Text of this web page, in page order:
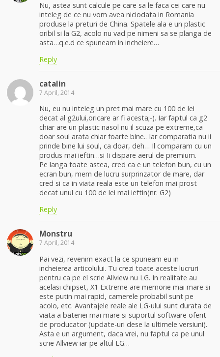
Nu, astea sunt calcule pe care sa le faca cei care nu
inteleg de ce nu vom avea niciodata in Romania
produse la preturi de China. Spatele ala e un plastic
oribil si la G2, acolo nu vad pe nimeni sa se planga de
asta…q.e.d ce spuneam in incheiere…
Reply
catalin
7 April, 2014
Nu, eu nu inteleg un pret mai mare cu 100 de lei
decat al g2ului,oricare ar fi acesta;-). Iar faptul ca g2
chiar are un plastic nasol nu il scuza pe extreme,ca
doar soul arata chiar foarte bine.. Iar comparatia nu ii
prinde bine lui soul, ca doar, deh… Il comparam cu un
produs mai ieftin…si Ii dispare aerul de premium.
Pe langa toate astea, cred ca e un telefon bun, cu un
ecran bun, mem de lucru surprinzator de mare, dar
cred si ca in viata reala este un telefon mai prost
decat unul cu 100 de lei mai ieftin(nr. G2)
Reply
Monstru
7 April, 2014
Pai vezi, revenim exact la ce spuneam eu in
incheierea articolului. Tu crezi toate aceste lucruri
pentru ca pe el scrie Allview nu LG. In realitate au
acelasi chipset, X1 Extreme are memorie mai mare si
este putin mai rapid, camerele probabil sunt pe
acolo, etc. Avantajele reale ale LG-ului sunt durata de
viata a bateriei mai mare si suportul software oferit
de producator (update-uri dese la ultimele versiuni).
Asta e un argument, daca vrei, nu faptul ca pe unul
scrie Allview iar pe altul LG…